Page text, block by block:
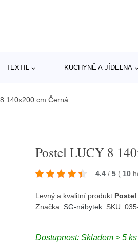
TEXTIL KUCHYNĚ A JÍDELNA
140x200 cm Černá
Postel LUCY 8
4.4 / 5 ( 10
Levný a kvalitní produkt Postel
Značka:SG-nábytek . SKU:
Dostupnost:Skladem > 5 ks